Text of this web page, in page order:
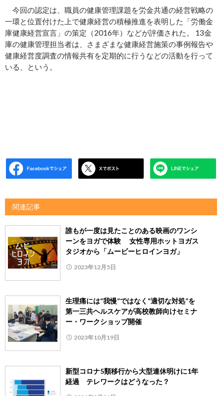
今回の認定は、職員の健康管理課題を労金共通の経営戦略の
一環と位置付けた上で健康経営の積極推進を表明した「労働金
庫健康経営宣言」の策定（2016年）などが評価された。 13金
庫の健康管理担当者は、さまざまな健康経営施策の事例報告や
健康経営度調査の情報共有を定期的に行うなどの活動を行って
いる、という。
関連記事
誰もが一度は見たことのある映画のワンシ
ーンをヨガで体験 女性専用ホットヨガス
タジオから「ムービーヒロインヨガ」
2023年12月5日
生理痛には“我慢”ではなく“適切な対処”を
第一三共ヘルスケアが⾼校教師向けセミナ
ー・ワークショップ開催
2023年10月19日
新型コロナ5類移行から大型連休明けに1年
経過 テレワークはどうなった？